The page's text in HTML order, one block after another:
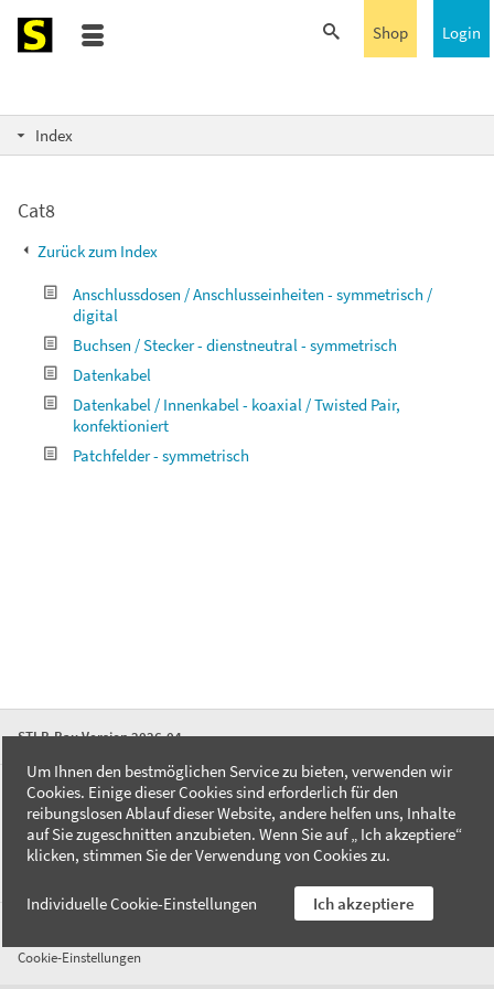
Login
Shop
Index
Cat8
Zurück zum Index
Anschlussdosen / Anschlusseinheiten - symmetrisch /
digital
Buchsen / Stecker - dienstneutral - symmetrisch
Datenkabel
Datenkabel / Innenkabel - koaxial / Twisted Pair,
konfektioniert
Patchfelder - symmetrisch
STLB-Bau Version 2026-04
FAQ
Kontakt
Datenschutzerklärung
Cookie-Einstellungen
Um Ihnen den bestmöglichen Service zu bieten, verwenden wir
Cookies. Einige dieser Cookies sind erforderlich für den
reibungslosen Ablauf dieser Website, andere helfen uns, Inhalte
auf Sie zugeschnitten anzubieten. Wenn Sie auf „ Ich akzeptiere“
klicken, stimmen Sie der Verwendung von Cookies zu.
Individuelle Cookie-Einstellungen Ich akzeptiere